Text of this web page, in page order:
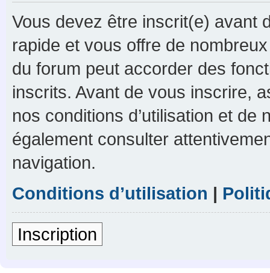
Vous devez être inscrit(e) avant
rapide et vous offre de
du forum peut accorder des
inscrits. Avant de vous inscrire,
nos conditions d’utilisation et de
également consulter
navigation.
Conditions d’utilisation |
Inscription